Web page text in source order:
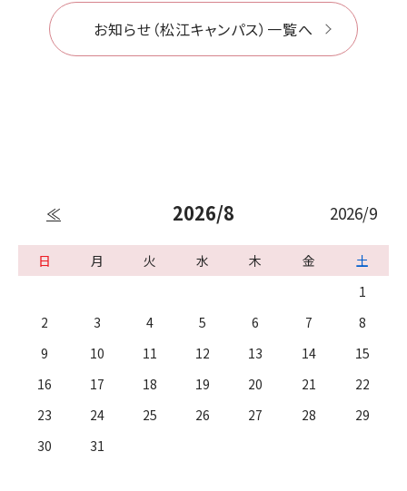
お知らせ（松江キャンパス）一覧へ
≪ 2026/8 2026/9
日 月 火 水 木 金
土
1
2
3 4 5 6 7
8
9
10 11 12 13 14
15
16
17 18 19 20 21
22
23
24 25 26 27 28
29
30
31